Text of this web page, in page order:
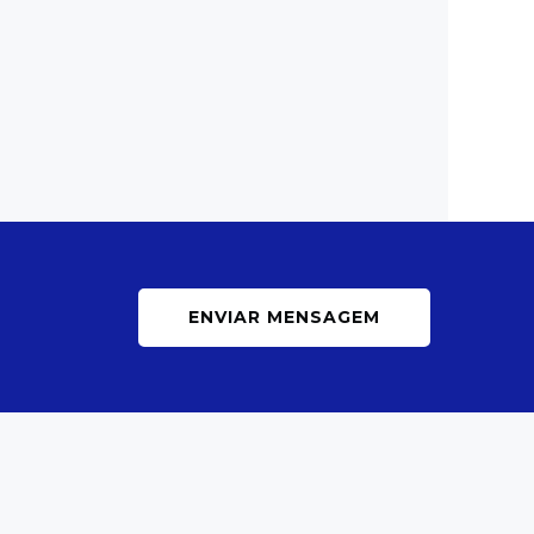
ENVIAR MENSAGEM